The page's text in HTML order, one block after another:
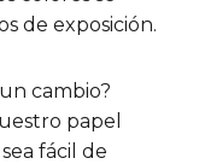
de exposición.
cambio?
papel
fácil de